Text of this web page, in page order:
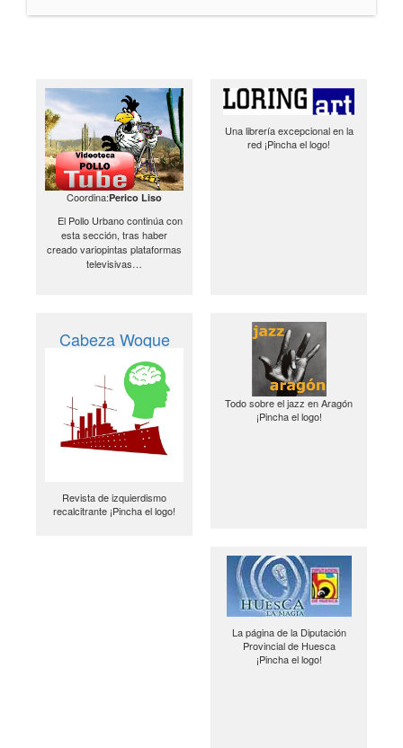
Coordina:Perico Liso
El Pollo Urbano continúa con
esta sección, tras haber
creado variopintas plataformas
televisivas…
Una librería excepcional en la
red ¡Pincha el logo!
Cabeza Woque
Revista de izquierdismo
recalcitrante ¡Pincha el logo!
Todo sobre el jazz en Aragón
¡Pincha el logo!
La página de la Diputación
Provincial de Huesca
¡Pincha el logo!